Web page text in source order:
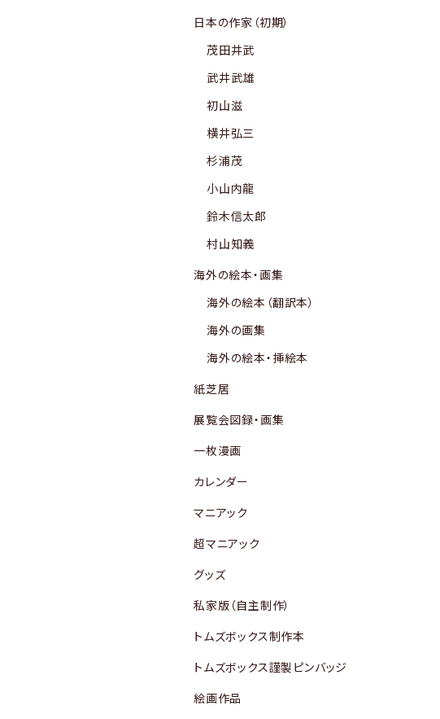
日本の作家（初期）
茂田井武
武井武雄
初山滋
横井弘三
杉浦茂
小山内龍
鈴木信太郎
村山知義
海外の絵本・画集
海外の絵本（翻訳本）
海外の画集
海外の絵本・挿絵本
紙芝居
展覧会図録・画集
一枚漫画
カレンダー
マニアック
超マニアック
グッズ
私家版（自主制作）
トムズボックス制作本
トムズボックス謹製ピンバッジ
絵画作品